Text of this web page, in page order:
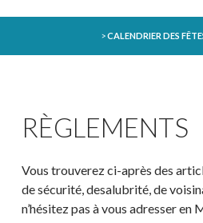
>CALENDRIER DES
RÈGLEMENTS
Vous trouverez ci-après des
de sécurité, desalubrité, de
n’hésitez pas à vous adresser en